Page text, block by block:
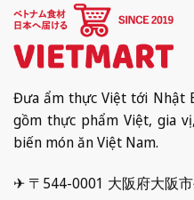
Đưa ẩm thực Việt tới Nhật
gồm thực phẩm Việt, gia
biến món ăn Việt Nam.
✈ 〒544-0001 大阪府大阪